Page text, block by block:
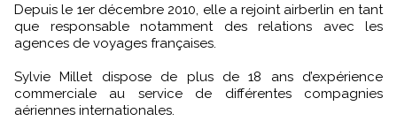
Depuis le 1er décembre 2010, elle a rejoint airberlin en tant
que responsable notamment des relations avec les
agences de voyages françaises.
Sylvie Millet dispose de plus de 18 ans d’expérience
commerciale au service de différentes compagnies
aériennes internationales.